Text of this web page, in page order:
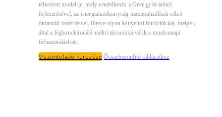
téliesített modellje, mely rendelkezik a Gree gyár áttörő
fejlesztésével, az energiahatékonyság maximalizálását célzó
öntanuló vezérléssel, illetve olyan kényelmi funkciókkal, melyek
által a légkondicionáló méltó társunkká válik a mindennapi
felhasználásban.
Viszonteladó keresése Összehasonlító táblázathoz